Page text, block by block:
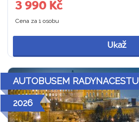
3 990 Kč
Cena za 1 osobu
Ukaž
AUTOBUSEM RADYNACESTU
2026